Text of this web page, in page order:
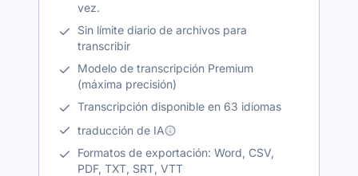
vez.
Sin límite diario de archivos para
transcribir
Modelo de transcripción Premium
(máxima precisión)
Transcripción disponible en 63 idiomas
traducción de IA
Formatos de exportación: Word, CSV,
PDF, TXT, SRT, VTT